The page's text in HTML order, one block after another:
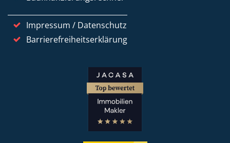
Impressum / Datenschutz
Barrierefreiheitserklärung